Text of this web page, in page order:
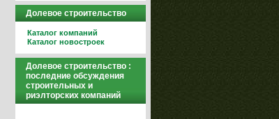
Долевое строительство
Каталог компаний
Каталог новостроек
Долевое строительство :
последние обсуждения
строительных и
риэлторских компаний